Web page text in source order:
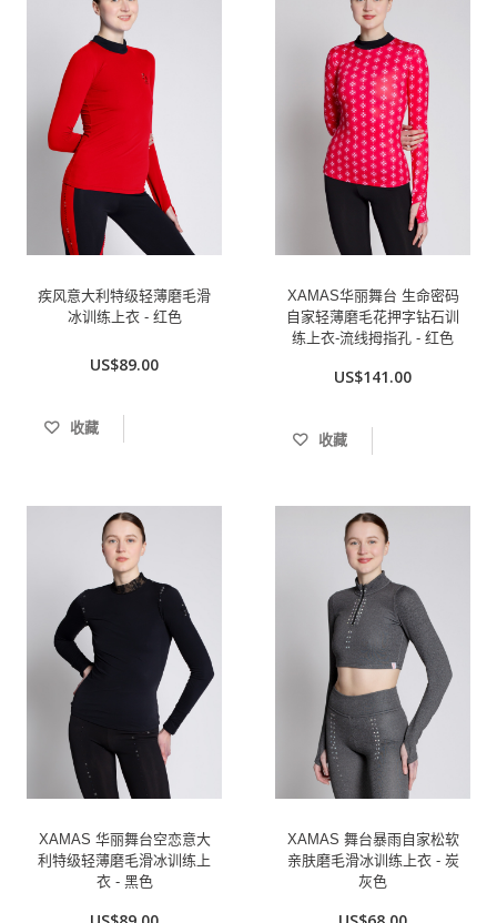
疾风意大利特级轻薄磨毛滑
冰训练上衣 - 红色
US$89.00
收藏
XAMAS华丽舞台 生命密码
自家轻薄磨毛花押字钻石训
练上衣-流线拇指孔 - 红色
US$141.00
收藏
XAMAS 华丽舞台空恋意大
利特级轻薄磨毛滑冰训练上
衣 - 黑色
XAMAS 舞台暴雨自家松软
亲肤磨毛滑冰训练上衣 - 炭
灰色